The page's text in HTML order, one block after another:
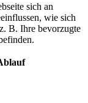
sich an
wie sich
B. Ihre bevorzugte